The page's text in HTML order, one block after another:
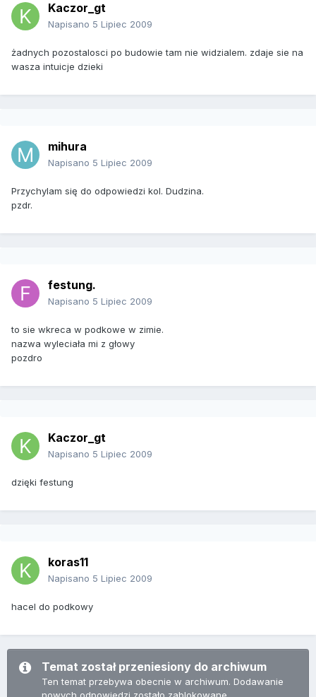
Kaczor_gt
Napisano 5 Lipiec 2009
żadnych pozostalosci po budowie tam nie widzialem. zdaje sie na
wasza intuicje dzieki
mihura
Napisano 5 Lipiec 2009
Przychylam się do odpowiedzi kol. Dudzina.
pzdr.
festung.
Napisano 5 Lipiec 2009
to sie wkreca w podkowe w zimie.
nazwa wyleciała mi z głowy
pozdro
Kaczor_gt
Napisano 5 Lipiec 2009
dzięki festung
koras11
Napisano 5 Lipiec 2009
hacel do podkowy
Temat został przeniesiony do archiwum
Ten temat przebywa obecnie w archiwum. Dodawanie